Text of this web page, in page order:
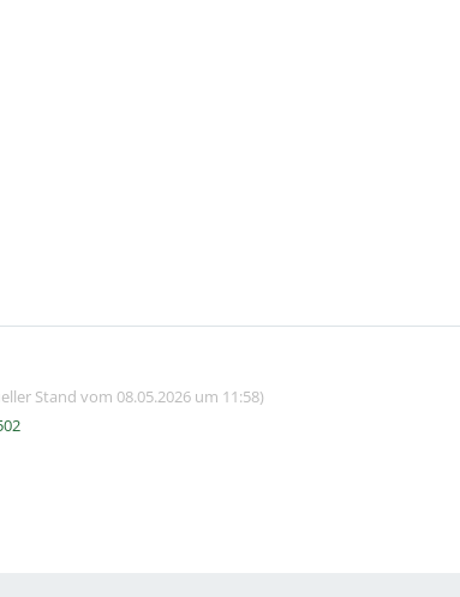
Stand vom 08.05.2026 um 11:58)